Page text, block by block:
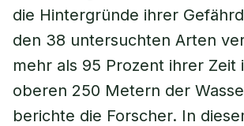
die Hintergründe ihrer
den 38 untersuchten Arten
mehr als 95 Prozent ihrer Zeit
oberen 250 Metern der
berichte die Forscher. In